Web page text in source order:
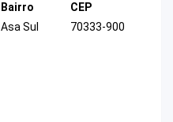
Bairro
Asa Sul
CEP
70333-900